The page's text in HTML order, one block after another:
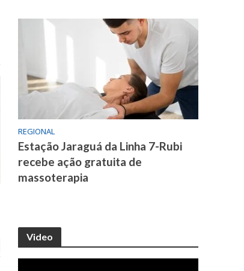
REGIONAL
Estação Jaraguá da Linha 7-Rubi
recebe ação gratuita de
massoterapia
Video